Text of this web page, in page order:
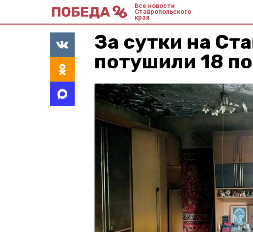
Все новости
Ставропольского
края
За сутки на
потушили 18